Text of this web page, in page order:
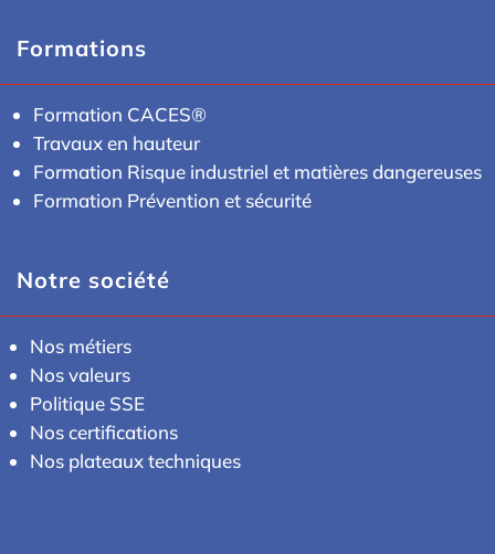
Formations
Formation CACES®
Travaux en hauteur
Formation Risque industriel et matières dangereuses
Formation Prévention et sécurité
Notre société
Nos métiers
Nos valeurs
Politique SSE
Nos certifications
Nos plateaux techniques